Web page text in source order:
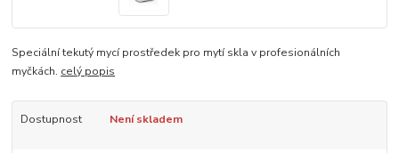
Speciální tekutý mycí prostředek pro mytí skla v profesionálních
myčkách. celý popis
Dostupnost Není skladem